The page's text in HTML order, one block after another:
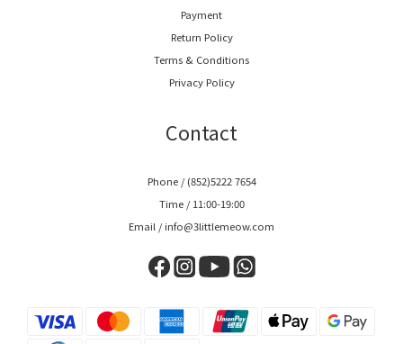
Payment
Return Policy
Terms & Conditions
Privacy Policy
Contact
Phone / (852)5222 7654
Time / 11:00-19:00
Email / info@3littlemeow.com